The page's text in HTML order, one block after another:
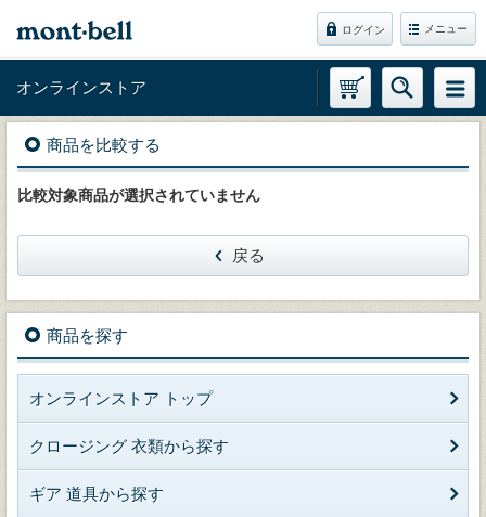
ログイン メニュー
オンラインストア
商品を比較する
比較対象商品が選択されていません
戻る
商品を探す
オンラインストア トップ
クロージング 衣類から探す
ギア 道具から探す